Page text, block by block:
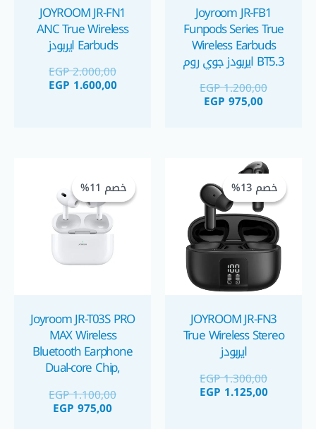
Joyroom JR-FB1
Funpods Series True
Wireless Earbuds
BT5.3 ايربودز جوي روم
EGP1.200,00
EGP 975,00
JOYROOM JR-FN1
ANC True Wireless
Earbuds ايربودز
EGP2.000,00
EGP 1.600,00
خصم 13%
خصم 13%
JOYROOM JR-FN3
True Wireless Stereo
ايربودز
EGP1.300,00
هو:
EGP 1.300,00.
EGP 1.125,00
هو:
EGP 1.125,00.
خصم 11%
خصم 11%
Joyroom JR-T03S PRO
MAX Wireless
Bluetooth Earphone
Dual-core Chip,
Stable Transmission
سماعة اذن ايربودز
EGP1.100,00
EGP 975,00